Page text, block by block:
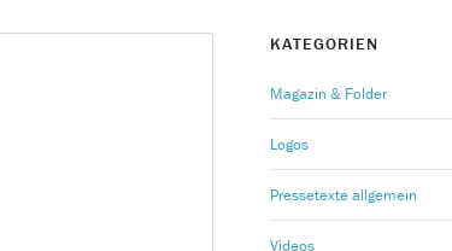
KATEGORIEN
Magazin & Folder
Logos
Pressetexte allgemein
Videos